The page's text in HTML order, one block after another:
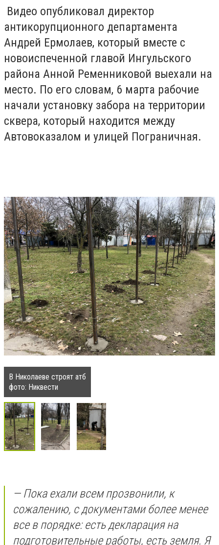
Видео опубликовал директор
антикорупционного департамента
Андрей Ермолаев, который вместе с
новоиспеченной главой Ингульского
района Анной Ременниковой выехали на
место. По его словам, 6 марта рабочие
начали установку забора на территории
сквера, который находится между
Автовоказалом и улицей Пограничная.
В Николаеве строят атб
фото: Никвести
— Пока ехали всем прозвонили, к
сожалению, с документами более менее
все в порядке: есть декларация на
подготовительные работы, есть земля. Я